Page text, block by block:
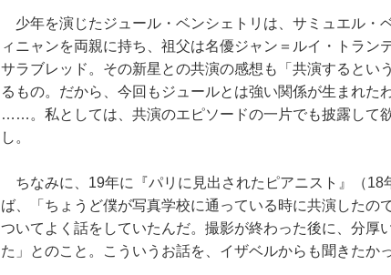
少年を演じたジュール・ベンシェトリは、サミュエル・
ィニャンを両親に持ち、祖父は名優ジャン＝ルイ・トラン
サラブレッド。その新星との共演の感想も「共演するとい
るもの。だから、今回もジュールとは強い関係が生まれた
……。私としては、共演のエピソードの一片でも披露して
し。
ちなみに、19年に『パリに見出されたピアニスト』（18
ば、「ちょうど僕が写真学校に通っている時に共演したの
ついてよく話をしていたんだ。撮影が終わった後に、分厚
た」とのこと。こういうお話を、イザベルからも聞きたか